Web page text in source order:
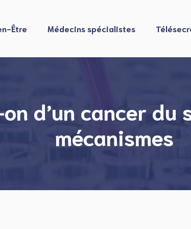
Être Médecins spécialistes
d’un cancer
mécanismes